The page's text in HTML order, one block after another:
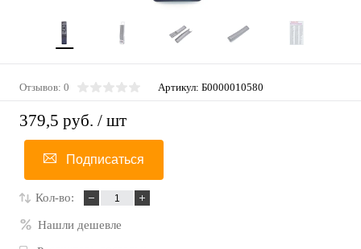
Отзывов: 0 Артикул: Б0000010580
379,5 руб. / шт
Подписаться
Кол-во:
Нашли дешевле